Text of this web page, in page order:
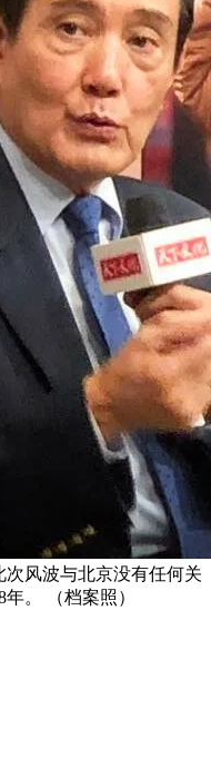
风波与北京没有任何关
。 （档案照）